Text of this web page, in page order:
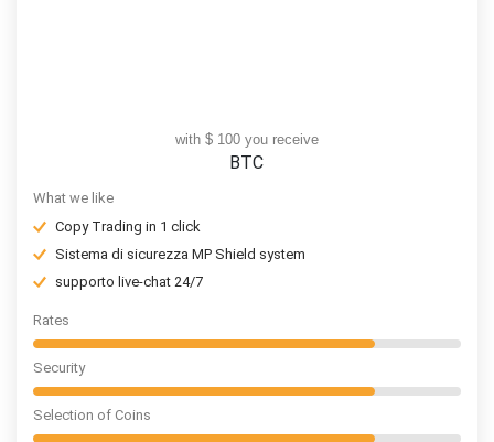
with $ 100 you receive
BTC
What we like
Copy Trading in 1 click
Sistema di sicurezza MP Shield system
supporto live-chat 24/7
Rates
Security
Selection of Coins